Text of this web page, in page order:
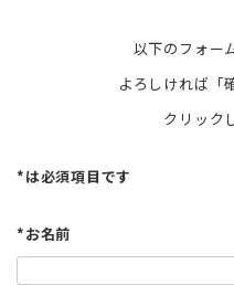
以下のフォー
よろしければ「
クリック
*は必須項目です
*お名前